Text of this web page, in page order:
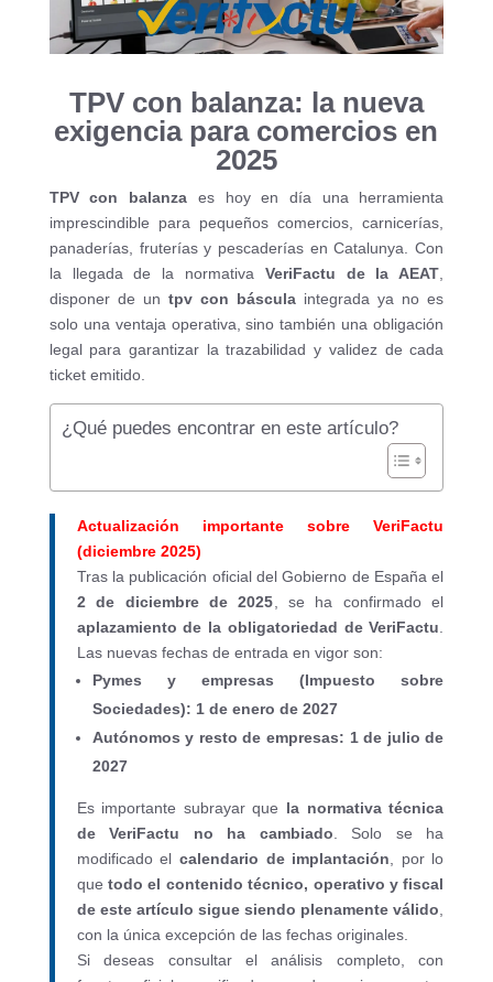
TPV con balanza: la nueva
exigencia para comercios en
2025
TPV con balanza es hoy en día una herramienta
imprescindible para pequeños comercios, carnicerías,
panaderías, fruterías y pescaderías en Catalunya. Con
la llegada de la normativa VeriFactu de la AEAT
disponer de un tpv con báscula integrada ya no es
solo una ventaja operativa, sino también una obligación
legal para garantizar la trazabilidad y validez de cada
ticket emitido.
¿Qué puedes encontrar en este artículo?
Actualización importante sobre VeriFactu
(diciembre 2025)
Tras la publicación oficial del Gobierno de España el
2 de diciembre de 2025 , se ha confirmado el
aplazamiento de la obligatoriedad de VeriFactu
Las nuevas fechas de entrada en vigor son:
Pymes y empresas (Impuesto sobre
Sociedades): 1 de enero de 2027
Autónomos y resto de empresas: 1 de julio de
2027
Es importante subrayar que la normativa técnica
de VeriFactu no ha cambiado . Solo se ha
modificado el calendario de implantación , por lo
quetodo el contenido técnico, operativo y fiscal
de este artículo sigue siendo plenamente válido
con la única excepción de las fechas originales.
Si deseas consultar el análisis completo, con